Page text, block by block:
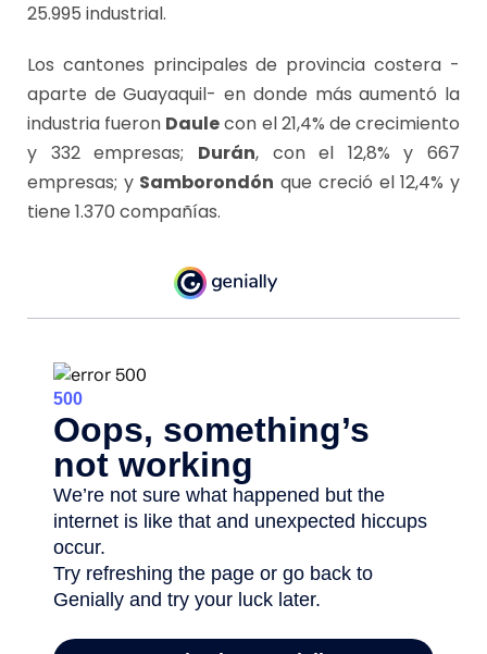
25.995 industrial.
Los cantones principales de provincia costera -
aparte de Guayaquil- en donde más aumentó la
industria fueron Daulecon el 21,4% de crecimiento
y 332 empresas; Durán, con el 12,8% y 667
empresas; y Samborondón que creció el 12,4% y
tiene 1.370 compañías.